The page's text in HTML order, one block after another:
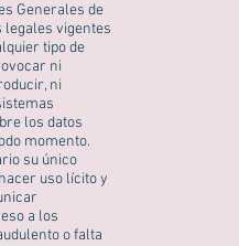
Generales de
legales vigentes
tipo de
ni
ni
los datos
momento.
su único
uso lícito y
a los
o falta